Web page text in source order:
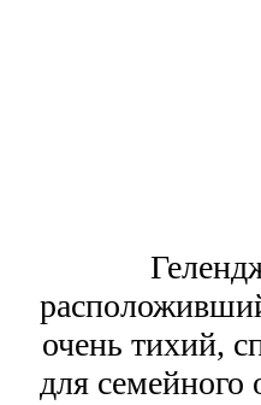
очень тихий,
для